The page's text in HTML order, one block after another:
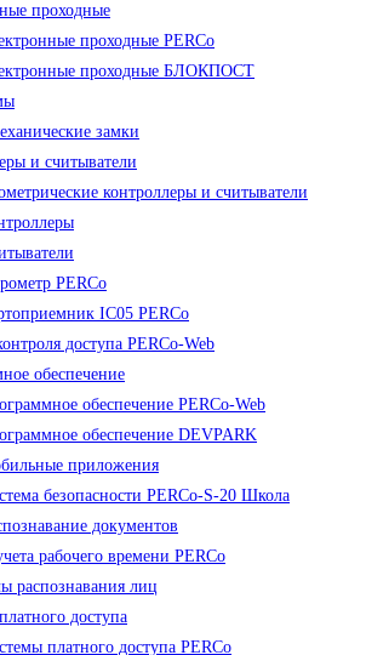
проходные
проходные PERCo
проходные БЛОКПОСТ
замки
и считыватели
контроллеры и считыватели
PERCo
IC05 PERCo
доступа PERCo-Web
обеспечение
обеспечение PERCo-Web
обеспечение DEVPARK
приложения
безопасности PERCo-S-20 Школа
документов
рабочего времени PERCo
распознавания лиц
доступа
платного доступа PERCo